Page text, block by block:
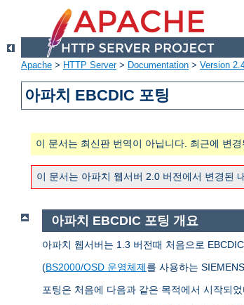
Apache > HTTP Server> Documentation > Version
아파치 EBCDIC 포팅
이 문서는 최신판 번역이 아닙니다. 최근에 변
이 문서는 아파치 웹서버 2.0 버전에서 변경된
아파치 EBCDIC 포팅 개요
아파치 웹서버는 1.3 버전때 처음으로
(BS2000/OSD 운영체제를 사용하는
포팅은 처음에 다음과 같은 목적에서 시작되